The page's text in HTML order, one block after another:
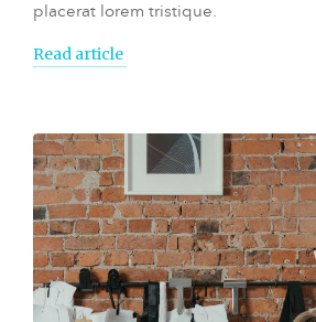
placerat lorem tristique.
Read article